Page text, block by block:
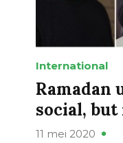
International
Ramadan
social, but
11 mei 2020